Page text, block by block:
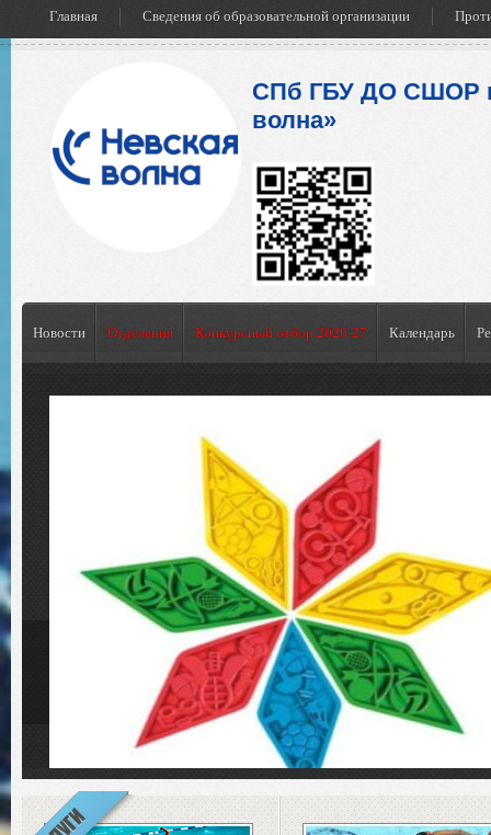
Главная Сведения об образовательной организации
СПб ГБУ ДО СШОР
волна»
Новости Отделения Конкурсный отбор 2026-27 Календарь